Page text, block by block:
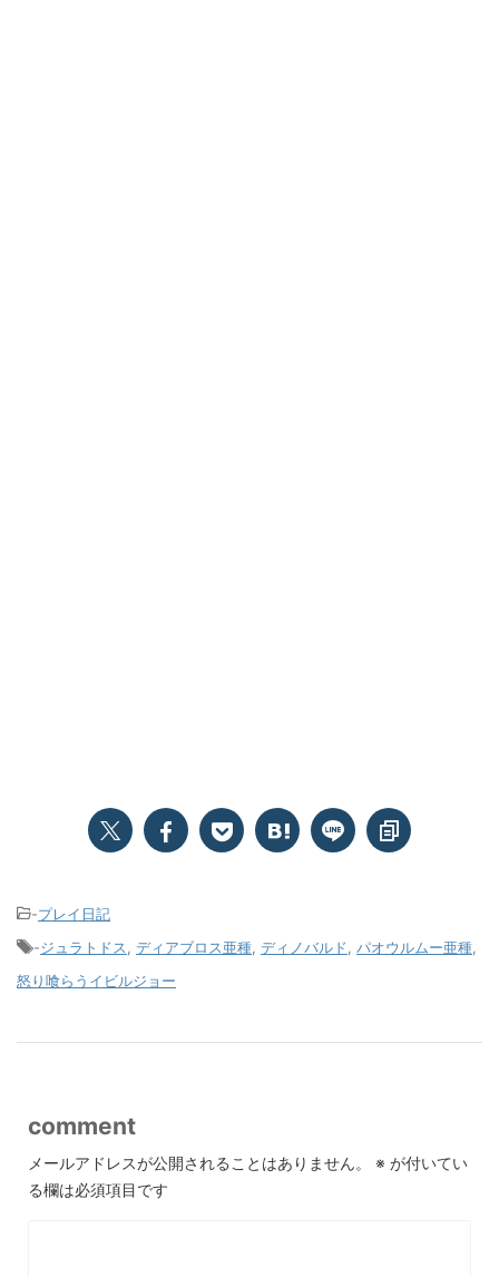
-プレイ日記
-ジュラトドス ディアブロス亜種 ディノバルド パオウルムー亜種
怒り喰らうイビルジョー
comment
メールアドレスが公開されることはありません。 ※ が付いてい
る欄は必須項目です